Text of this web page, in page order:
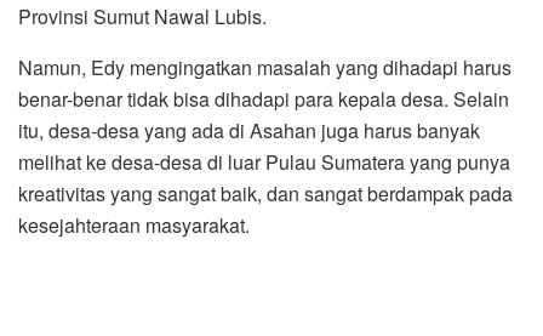
Provinsi Sumut Nawal Lubis.
Namun, Edy mengingatkan masalah yang dihadapi harus
benar-benar tidak bisa dihadapi para kepala desa. Selain
itu, desa-desa yang ada di Asahan juga harus banyak
melihat ke desa-desa di luar Pulau Sumatera yang punya
kreativitas yang sangat baik, dan sangat berdampak pada
kesejahteraan masyarakat.